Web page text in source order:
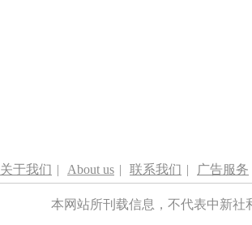
关于我们 | About us | 联系我们 | 广告服务
本网站所刊载信息，不代表中新